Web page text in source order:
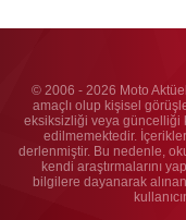
© 2006 - 2026 Moto
amaçlı olup kişisel
eksiksizliği veya güncelliği
edilmemektedir.
derlenmiştir. Bu nedenle,
kendi araştırmalarını
bilgilere dayanarak